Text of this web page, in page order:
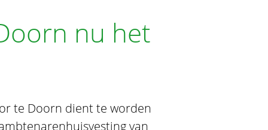
nu het
te Doorn dient te worden
van